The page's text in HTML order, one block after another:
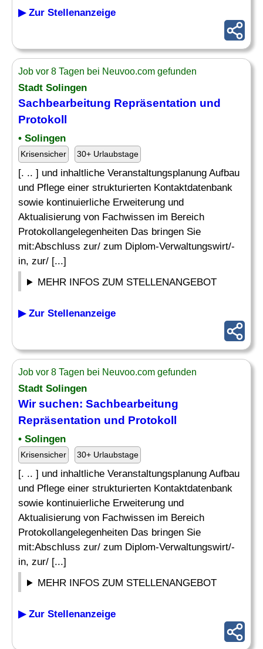
▶ Zur Stellenanzeige
Job vor 8 Tagen bei Neuvoo.com gefunden
Stadt Solingen
Sachbearbeitung Repräsentation und
Protokoll
• Solingen
Krisensicher 30+ Urlaubstage
[. .. ] und inhaltliche Veranstaltungsplanung Aufbau
und Pflege einer strukturierten Kontaktdatenbank
sowie kontinuierliche Erweiterung und
Aktualisierung von Fachwissen im Bereich
Protokollangelegenheiten Das bringen Sie
mit:Abschluss zur/ zum Diplom-Verwaltungswirt/-
in, zur/ [...]
MEHR INFOS ZUM STELLENANGEBOT
▶ Zur Stellenanzeige
Job vor 8 Tagen bei Neuvoo.com gefunden
Stadt Solingen
Wir suchen: Sachbearbeitung
Repräsentation und Protokoll
• Solingen
Krisensicher 30+ Urlaubstage
[. .. ] und inhaltliche Veranstaltungsplanung Aufbau
und Pflege einer strukturierten Kontaktdatenbank
sowie kontinuierliche Erweiterung und
Aktualisierung von Fachwissen im Bereich
Protokollangelegenheiten Das bringen Sie
mit:Abschluss zur/ zum Diplom-Verwaltungswirt/-
in, zur/ [...]
MEHR INFOS ZUM STELLENANGEBOT
▶ Zur Stellenanzeige